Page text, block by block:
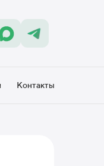
Контакты